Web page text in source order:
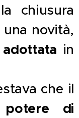
chiusura
novità,
in
che il
potere di